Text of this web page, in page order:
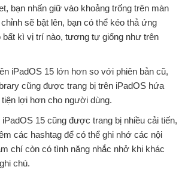
bạn nhấn giữ vào khoảng trống trên màn
sẽ bật lên, bạn có thể kéo thả ứng
bất kì vị trí nào, tương tự giống như trên
iPadOS 15 lớn hơn so với phiên bản cũ,
cũng được trang bị trên iPadOS hứa
lợi hơn cho người dùng.
15 cũng được trang bị nhiều cải tiến,
các hashtag để có thể ghi nhớ các nội
chí còn có tình năng nhắc nhở khi khác
chú.